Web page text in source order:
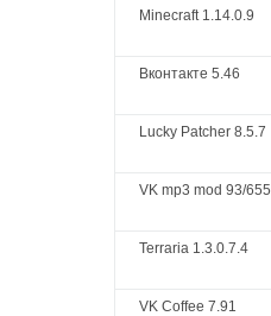
Minecraft 1.14.0.9
Вконтакте 5.46
Lucky Patcher 8.5.7
VK mp3 mod 93/655
Terraria 1.3.0.7.4
VK Coffee 7.91